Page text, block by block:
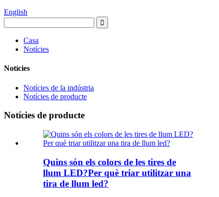
English
Casa
Notícies
Notícies
Notícies de la indústria
Notícies de producte
Notícies de producte
Quins són els colors de les tires de
llum LED?Per què triar utilitzar una
tira de llum led?